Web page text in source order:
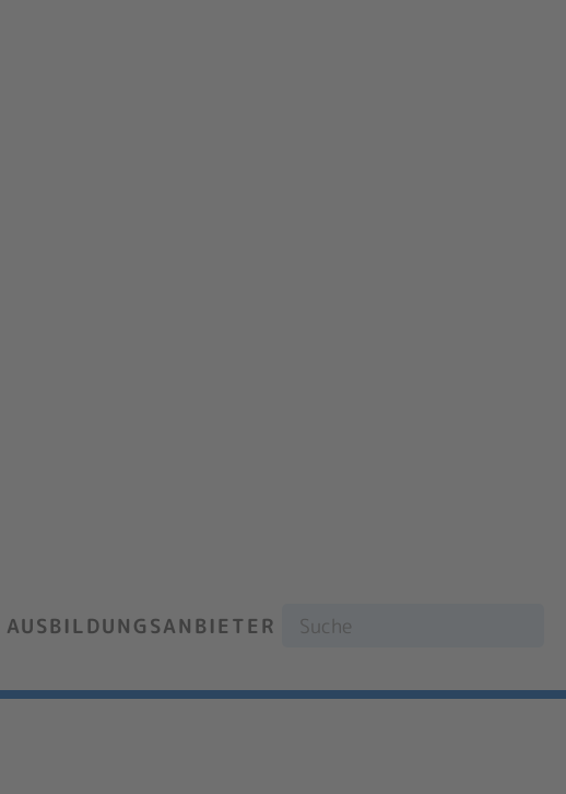
AUSBILDUNGSANBIETER